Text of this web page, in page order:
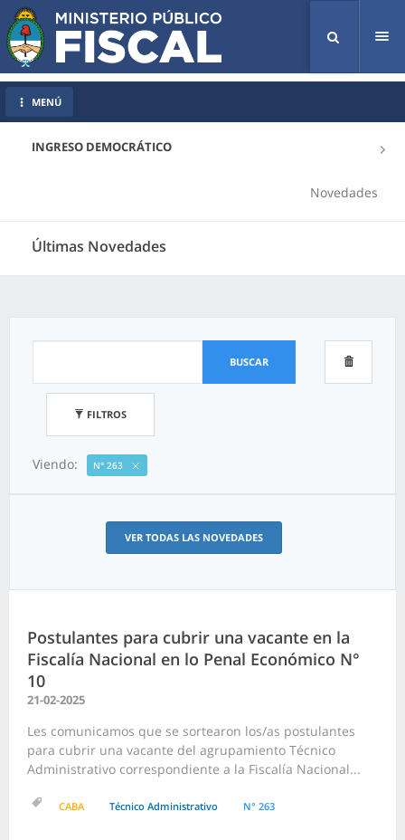
INGRESO DEMOCRÁTICO
Novedades
Últimas Novedades
MENÚ
BUSCAR
FILTROS
Viendo: N° 263
VER TODAS LAS NOVEDADES
Postulantes para cubrir una vacante en la
Fiscalía Nacional en lo Penal Económico N°
10
21-02-2025
Les comunicamos que se sortearon los/as postulantes
para cubrir una vacante del agrupamiento Técnico
Administrativo correspondiente a la Fiscalía Nacional...
CABA Técnico Administrativo N° 263